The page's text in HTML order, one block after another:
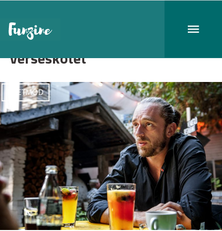
verseskötet
ÉLETMÓD